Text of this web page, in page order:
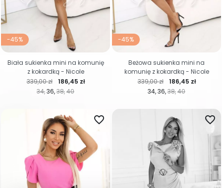
-45%
34 36 38 40
Cena regularna
339,00 zł Cena
186,45 zł
Biała sukienka mini na komunię
z kokardką - Nicole
-45%
34 36 38 40
Cena regularna
339,00 zł Cena
186,45 zł
Beżowa sukienka mini na
komunię z kokardką - Nicole
favorite_border favorite_border